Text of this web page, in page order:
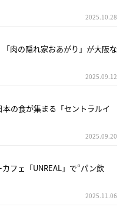
2025.10.28
肉の隠れ家おあがり」が大阪な
2025.09.12
の食が集まる「セントラルイ
2025.09.20
フェ「UNREAL」で“パン飲
2025.11.06